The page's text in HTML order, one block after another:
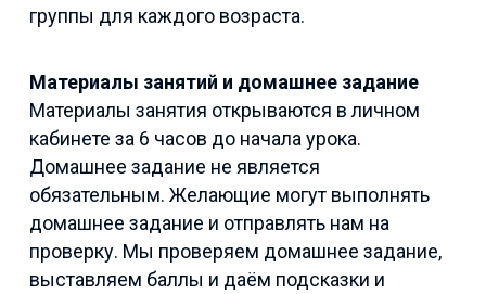
группы для каждого возраста.
Материалы занятий и домашнее задание
Материалы занятия открываются в личном
кабинете за 6 часов до начала урока.
Домашнее задание не является
обязательным. Желающие могут выполнять
домашнее задание и отправлять нам на
проверку. Мы проверяем домашнее задание,
выставляем баллы и даём подсказки и